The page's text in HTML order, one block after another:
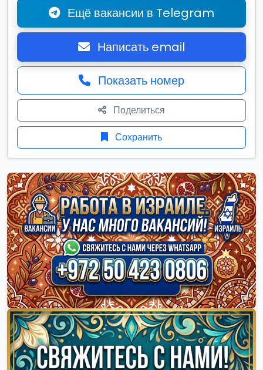
Ещё вакансии в Telegram
Написать email
Показать номер
Поделиться
Сохранить